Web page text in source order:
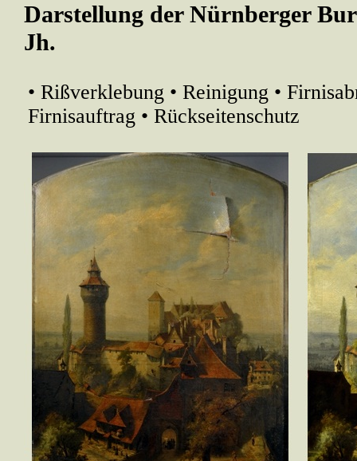
Darstellung der Nürnberger
Jh.
• Rißverklebung • Reinigung •
Firnisauftrag • Rückseitenschutz